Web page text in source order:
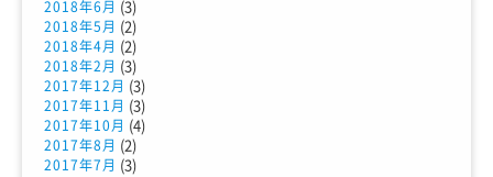
2018年6月 (3)
2018年5月 (2)
2018年4月 (2)
2018年2月 (3)
2017年12月 (3)
2017年11月 (3)
2017年10月 (4)
2017年8月 (2)
2017年7月 (3)